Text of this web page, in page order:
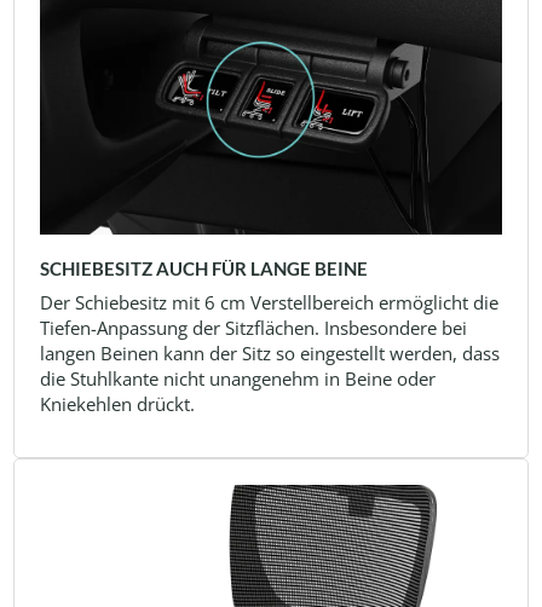
SCHIEBESITZ AUCH FÜR LANGE BEINE
Der Schiebesitz mit 6 cm Verstellbereich ermöglicht die
Tiefen-Anpassung der Sitzflächen. Insbesondere bei
langen Beinen kann der Sitz so eingestellt werden, dass
die Stuhlkante nicht unangenehm in Beine oder
Kniekehlen drückt.